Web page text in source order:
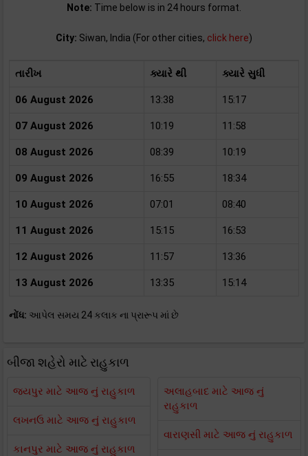
Note: Time below is in 24 hours format.
City: Siwan, India (For other cities, click here)
તારીખ ક્યારે થી ક્યારે સુધી
06 August 2026 13:38 15:17
07 August 2026 10:19 11:58
08 August 2026 08:39 10:19
09 August 2026 16:55 18:34
10 August 2026 07:01 08:40
11 August 2026 15:15 16:53
12 August 2026 11:57 13:36
13 August 2026 13:35 15:14
નોંધ: આપેલ સમય 24 કલાક ના પ્રારૂપ માં છે
બીજા શહેરો માટે રાહુકાળ
જયપુર માટે આજ નું રાહુકાળ
લખનઉ માટે આજ નું રાહુકાળ
કાનપુર માટે આજ નું રાહુકાળ
અલાહબાદ માટે આજ નું
રાહુકાળ
વારાણસી માટે આજ નું રાહુકાળ